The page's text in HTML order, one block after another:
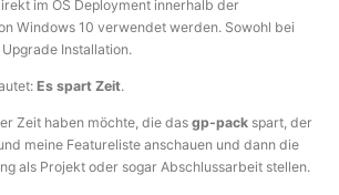
im OS Deployment innerhalb der
Windows 10 verwendet werden. Sowohl bei
Installation.
Es spart Zeit.
Zeit haben möchte, die das gp-pack spart, der
meine Featureliste anschauen und dann die
als Projekt oder sogar Abschlussarbeit stellen.